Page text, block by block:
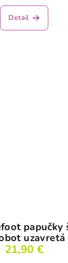
hodnotenie
produktu
Detail
papučky
uzavretá
21,90 €